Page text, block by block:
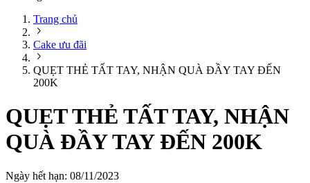
Trang chủ
Cake ưu đãi
QUẸT THẺ TẤT TAY, NHẬN QUÀ ĐẦY TAY ĐẾN
200K
QUẸT THẺ TẤT TAY, NHẬN
QUÀ ĐẦY TAY ĐẾN 200K
Ngày hết hạn: 08/11/2023